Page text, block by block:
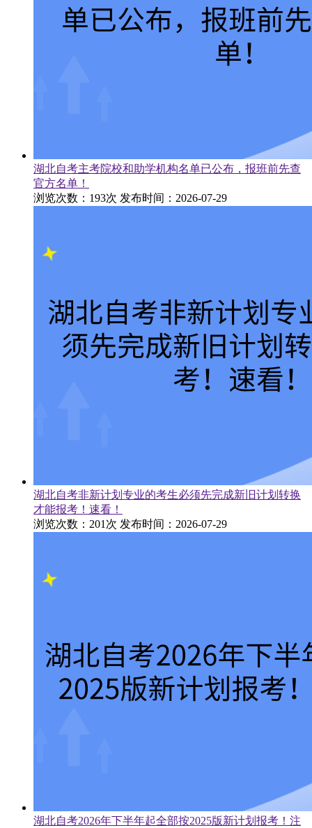
湖北自考主考院校和助学机构名单已公布，报班前先查
官方名单！
浏览次数：193次 发布时间：2026-07-29
湖北自考非新计划专业的考生必须先完成新旧计划转换
才能报考！速看！
浏览次数：201次 发布时间：2026-07-29
湖北自考2026年下半年起全部按2025版新计划报考！注